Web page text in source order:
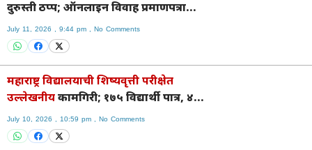
दुरुस्ती ठप्प; ऑनलाइन विवाह प्रमाणपत्राची
जोरदार मागणी!
July 11, 2026 9:44 pm No Comments
महाराष्ट्र विद्यालयाची शिष्यवृत्ती परीक्षेत
उल्लेखनीयकामगिरी; १७५ विद्यार्थी पात्र, ४४
जणांना शिष्यवृत्ती.
July 10, 2026 10:59 pm No Comments